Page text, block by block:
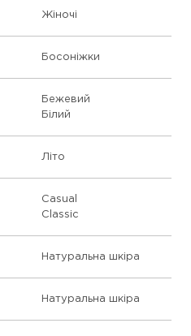
Жіночі
Босоніжки
Бежевий
Білий
Літо
Casual
Classic
Натуральна шкіра
Натуральна шкіра